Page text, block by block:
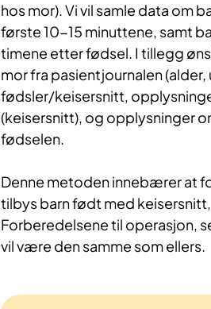
hos mor). Vi vil samle data om
første 10-15 minuttene, samt
timene etter fødsel. I tillegg
mor fra pasientjournalen
fødsler/keisersnitt,
(keisersnitt), og opplysninger
fødselen.
Denne metoden innebærer at
tilbys barn født med
Forberedelsene til operasjon,
vil være den samme som ellers.